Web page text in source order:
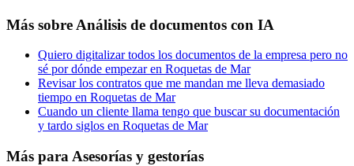
Más sobre Análisis de documentos con IA
Quiero digitalizar todos los documentos de la empresa pero no
sé por dónde empezar en Roquetas de Mar
Revisar los contratos que me mandan me lleva demasiado
tiempo en Roquetas de Mar
Cuando un cliente llama tengo que buscar su documentación
y tardo siglos en Roquetas de Mar
Más para Asesorías y gestorías